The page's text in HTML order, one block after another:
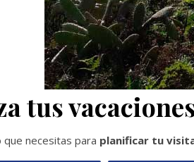
tus
necesitas para planificar tu